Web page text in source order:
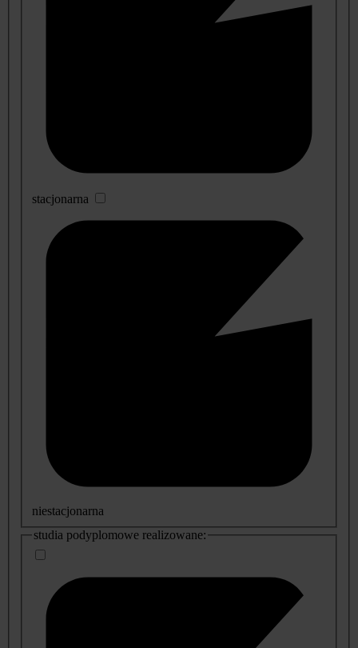
stacjonarna
niestacjonarna
studia podyplomowe realizowane: